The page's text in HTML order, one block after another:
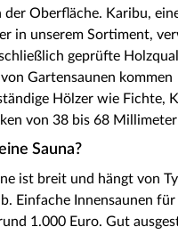
der Oberfläche. Karibu,
in unserem Sortiment,
geprüfte
Gartensaunen kommen
Hölzer wie Fichte,
von 38 bis 68
Sauna?
ist breit und hängt von
Einfache Innensaunen für
1.000 Euro. Gut